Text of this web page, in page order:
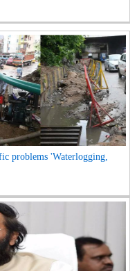
problems 'Waterlogging,